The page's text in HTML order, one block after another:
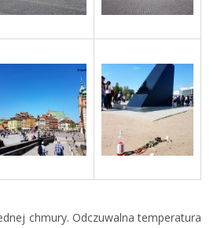
chmury. Odczuwalna temperatura